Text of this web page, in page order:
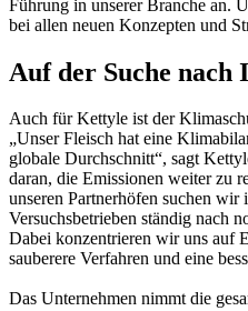
Führung in unserer Branche an.
bei allen neuen Konzepten und
Auf der Suche nach
Auch für Kettyle ist der
„Unser Fleisch hat eine
globale Durchschnitt“, sagt
daran, die Emissionen weiter zu
unseren Partnerhöfen suchen wir
Versuchsbetrieben ständig nach
Dabei konzentrieren wir uns auf
sauberere Verfahren und eine
Das Unternehmen nimmt die